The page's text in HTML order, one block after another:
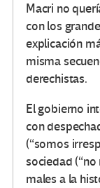
Macri no
con los
explicación
misma
derechistas.
El gobierno
con
(“somos
sociedad
males a la